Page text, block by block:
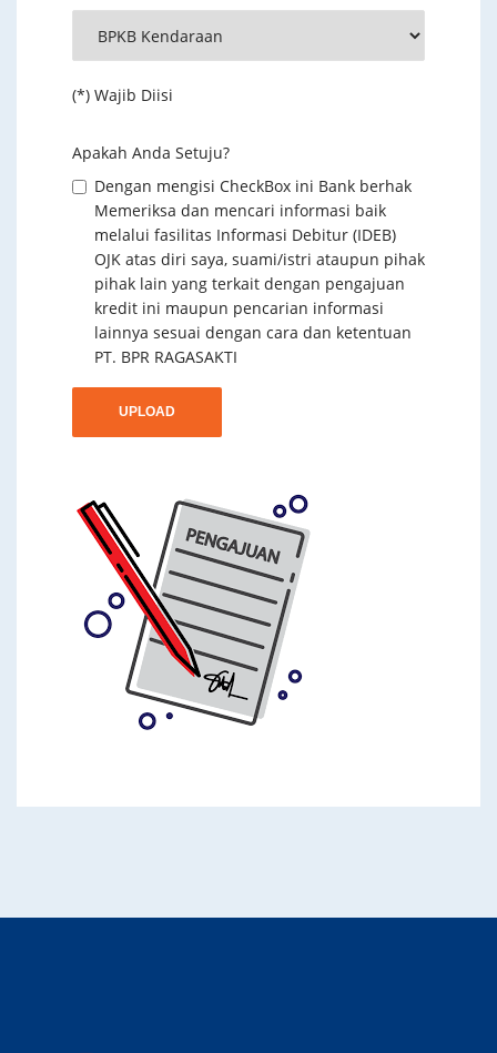
(*) Wajib Diisi
Apakah Anda Setuju?
Dengan mengisi CheckBox ini Bank berhak
Memeriksa dan mencari informasi baik
melalui fasilitas Informasi Debitur (IDEB)
OJK atas diri saya, suami/istri ataupun pihak
pihak lain yang terkait dengan pengajuan
kredit ini maupun pencarian informasi
lainnya sesuai dengan cara dan ketentuan
PT. BPR RAGASAKTI